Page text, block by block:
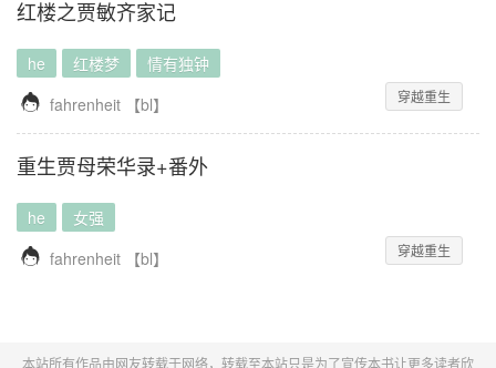
红楼之贾敏齐家记
he 红楼梦 情有独钟
 fahrenheit 【bl】 穿越重生
重生贾母荣华录+番外
he 女强
 fahrenheit 【bl】 穿越重生
本站所有作品由网友转载于网络，转载至本站只是为了宣传本书让更多读者欣